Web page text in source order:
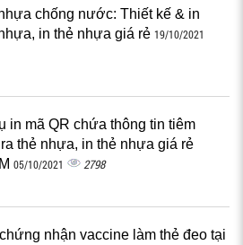
chống nước: Thiết kế & in
in thẻ nhựa giá rẻ 19/10/2021
in mã QR chứa thông tin tiêm
thẻ nhựa, in thẻ nhựa giá rẻ
05/10/2021 2798
nhận vaccine làm thẻ đeo tại